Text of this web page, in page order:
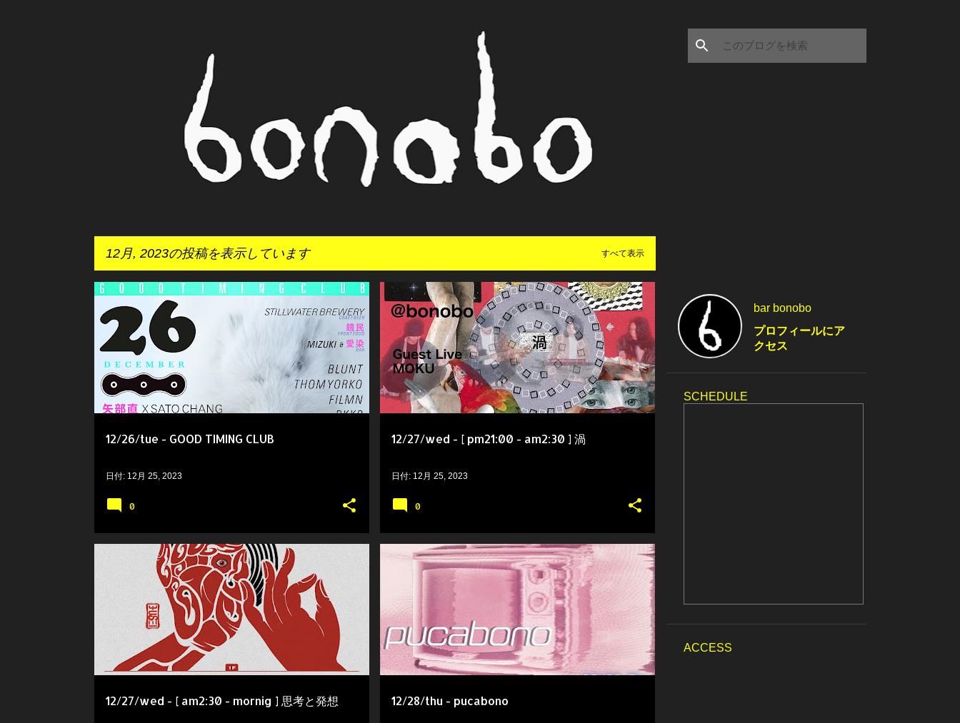
12月, 2023の投稿を表示しています すべて表示
投
稿
12/26/tue - GOOD TIMING CLUB
日付: 12月 25, 2023
0
12/27/wed - [ pm21:00 - am2:30 ] 渦
日付: 12月 25, 2023
0
12/27/wed - [ am2:30 - mornig ] 思考と発想 12/28/thu - pucabono
bar bonobo
プロフィールにア
クセス
SCHEDULE
ACCESS